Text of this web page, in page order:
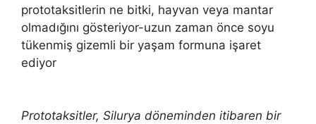
prototaksitlerin ne bitki, hayvan veya mantar
olmadığını gösteriyor-uzun zaman önce soyu
tükenmiş gizemli bir yaşam formuna işaret
ediyor
Prototaksitler, Silurya döneminden itibaren bir